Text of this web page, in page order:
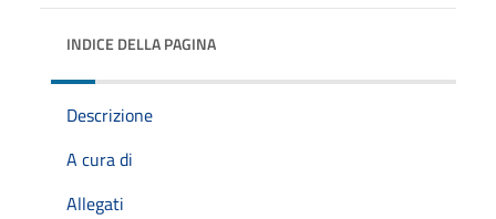
INDICE DELLA PAGINA
Descrizione
A cura di
Allegati